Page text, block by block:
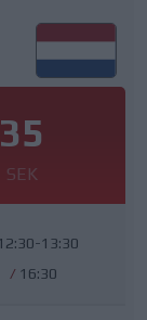
34
SEK
13:30
/ 16:30